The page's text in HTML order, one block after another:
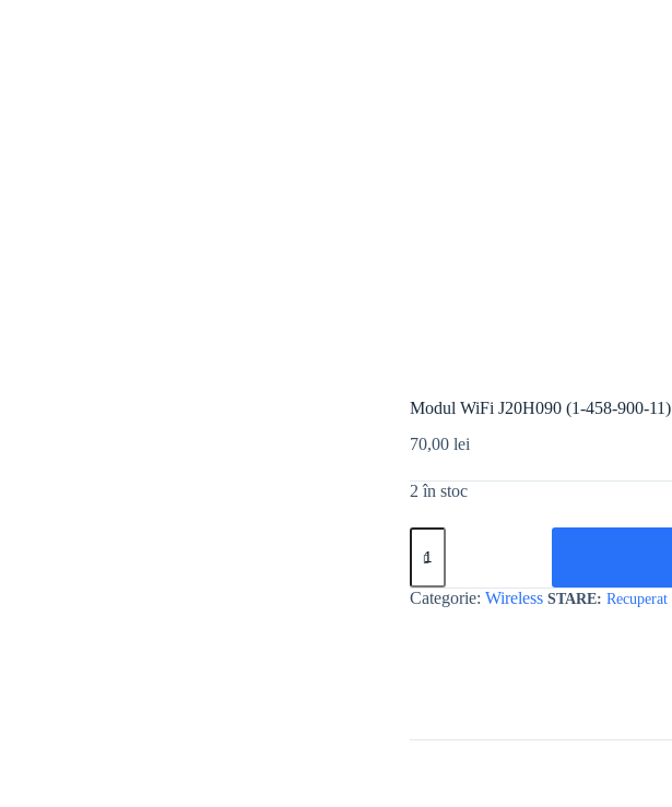
Modul WiFi J20H090 (1-458-900-11)
70,00 lei
2 în stoc
Cantitate
Modul
J20H090
(1-
Categorie: Wireless Recuperat